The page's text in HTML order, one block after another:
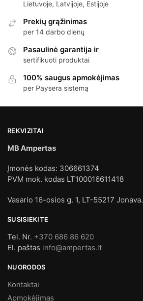
Lietuvoje, Latvijoje, Estijoje
Prekių grąžinimas
per 14 darbo dienų
Pasaulinė garantija ir
sertifikuoti produktai
100% saugus apmokėjimas
per Paysera sistemą
REKVIZITAI
MB Ampertas
Įmonės kodas: 306661374
PVM mok. kodas LT100016611418
Vasario 16-osios g. 1, LT-55217 Jonava.
SUSISIEKITE
Tel. Nr. +370 686 86 620
El. paštas info@ampertas.lt
NUORODOS
Kontaktai
Apmokėjimas